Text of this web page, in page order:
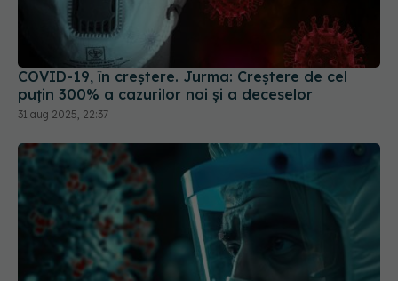
COVID-19, în creștere. Jurma: Creștere de cel
puțin 300% a cazurilor noi și a deceselor
31 aug 2025, 22:37